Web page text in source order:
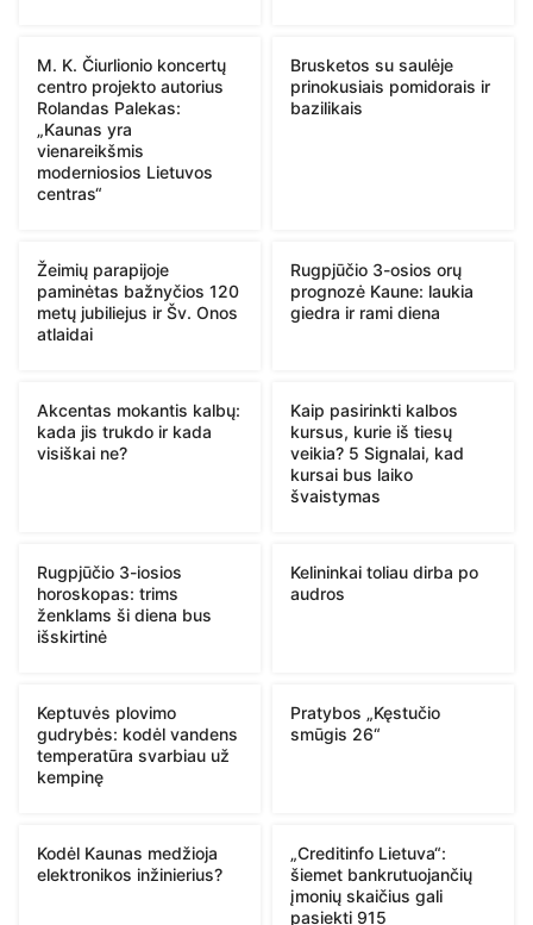
M. K. Čiurlionio koncertų
centro projekto autorius
Rolandas Palekas:
„Kaunas yra
vienareikšmis
moderniosios Lietuvos
centras“
Brusketos su saulėje
prinokusiais pomidorais ir
bazilikais
Žeimių parapijoje
paminėtas bažnyčios 120
metų jubiliejus ir Šv. Onos
atlaidai
Rugpjūčio 3-osios orų
prognozė Kaune: laukia
giedra ir rami diena
Akcentas mokantis kalbų:
kada jis trukdo ir kada
visiškai ne?
Kaip pasirinkti kalbos
kursus, kurie iš tiesų
veikia? 5 Signalai, kad
kursai bus laiko
švaistymas
Rugpjūčio 3-iosios
horoskopas: trims
ženklams ši diena bus
išskirtinė
Kelininkai toliau dirba po
audros
Keptuvės plovimo
gudrybės: kodėl vandens
temperatūra svarbiau už
kempinę
Pratybos „Kęstučio
smūgis 26“
Kodėl Kaunas medžioja
elektronikos inžinierius?
„Creditinfo Lietuva“:
šiemet bankrutuojančių
įmonių skaičius gali
pasiekti 915